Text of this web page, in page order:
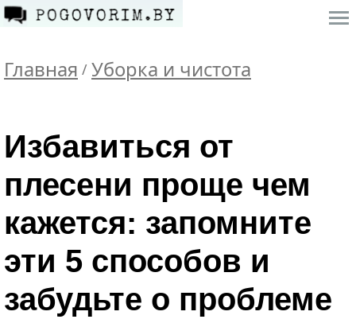
Главная / Уборка и чистота
Избавиться от
плесени проще чем
кажется: запомните
эти 5 способов и
забудьте о проблеме